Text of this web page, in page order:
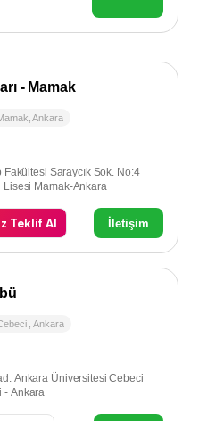
- Mamak
,Ankara
Fakültesi Saraycık Sok. No:4
Lisesi Mamak-Ankara
Teklif Al İletişim
,Ankara
Ankara Üniversitesi Cebeci
- Ankara